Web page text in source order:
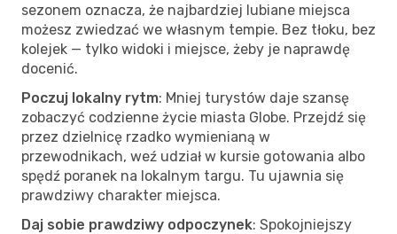
sezonem oznacza, że najbardziej lubiane miejsca
możesz zwiedzać we własnym tempie. Bez tłoku, bez
kolejek — tylko widoki i miejsce, żeby je naprawdę
docenić.
Poczuj lokalny rytm: Mniej turystów daje szansę
zobaczyć codzienne życie miasta Globe. Przejdź się
przez dzielnicę rzadko wymienianą w
przewodnikach, weź udział w kursie gotowania albo
spędź poranek na lokalnym targu. Tu ujawnia się
prawdziwy charakter miejsca.
Daj sobie prawdziwy odpoczynek: Spokojniejszy